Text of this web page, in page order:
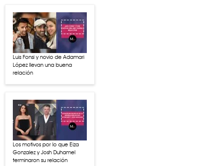
Luis Fonsi y novio de Adamari
López llevan una buena
relación
Los motivos por lo que Eiza
Gonzalez y Josh Duhamel
terminaron su relación